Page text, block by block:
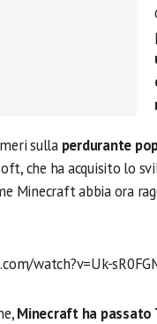
sulla perdurante
che ha acquisito lo
Minecraft abbia ora
watch?v=Uk-
Minecraft ha passato